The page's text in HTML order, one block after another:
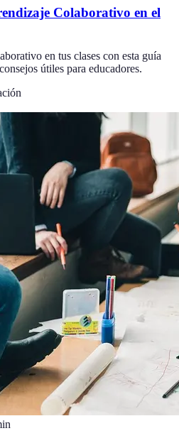
Colaborativo en el
en tus clases con esta guía
útiles para educadores.